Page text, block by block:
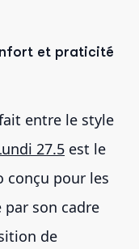
et praticité
entre le style
27.5 est le
conçu pour les
son cadre
de